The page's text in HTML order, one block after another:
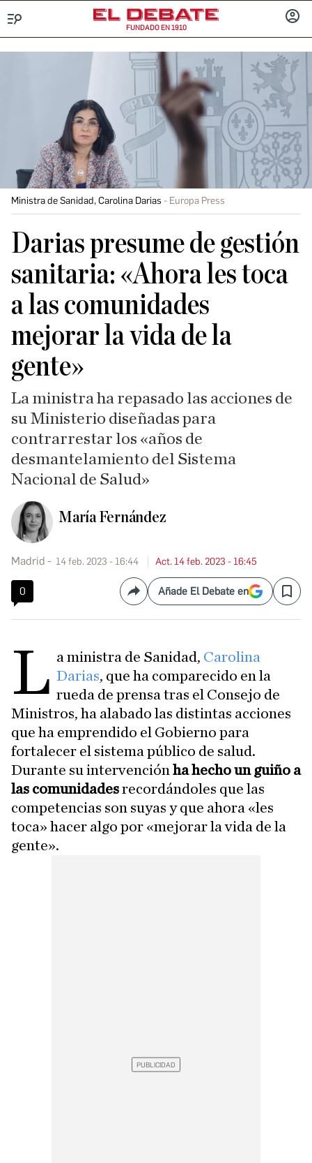
FUNDADO EN 1910
Ministra de Sanidad, Carolina Darias Europa Press
Darias presume de gestión
sanitaria: «Ahora les toca
a las comunidades
mejorar la vida de la
gente»
La ministra ha repasado las acciones de
su Ministerio diseñadas para
contrarrestar los «años de
desmantelamiento del Sistema
Nacional de Salud»
María Fernández
Madrid 14 feb. 2023 - 16:44 Act. 14 feb. 2023 - 16:45
0 CompartirAñade El Debate en Save
L a ministra de Sanidad, Carolina
Darias, que ha comparecido en la
rueda de prensa tras el Consejo de
Ministros, ha alabado las distintas acciones
que ha emprendido el Gobierno para
fortalecer el sistema público de salud.
Durante su intervención ha hecho un guiño a
las comunidadesrecordándoles que las
competencias son suyas y que ahora «les
toca» hacer algo por «mejorar la vida de la
gente».